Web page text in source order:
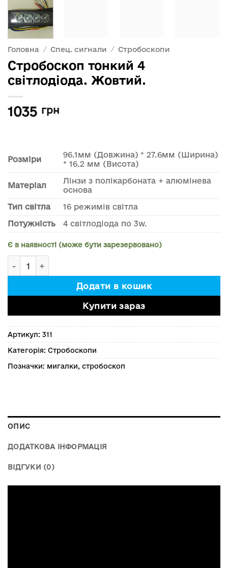
Головна / Спец. сигнали / Стробоскопи
Стробоскоп тонкий 4
світлодіода. Жовтий.
1035 грн
Розміри
96.1мм (Довжина) * 27.6мм (Ширина)
* 16.2 мм (Висота)
Матеріал
Лінзи з полікарбоната + алюмінева
основа
Тип світла
16 режимів світла
Потужність
4 світлодіода по 3w.
Є в наявності (може бути зарезервовано)
Додати в кошик
Купити зараз
Артикул: 311
Категорія: Стробоскопи
Позначки: мигалки, стробоскоп
ОПИС
ДОДАТКОВА ІНФОРМАЦІЯ
ВІДГУКИ (0)